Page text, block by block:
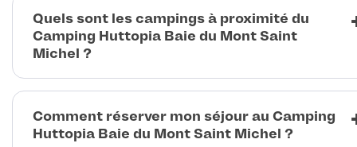
Quels sont les campings à proximité du
Camping Huttopia Baie du Mont Saint
Michel ?
Comment réserver mon séjour au Camping
Huttopia Baie du Mont Saint Michel ?